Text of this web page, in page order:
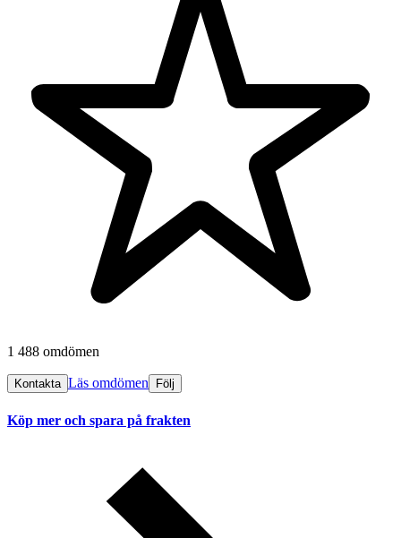
1 488 omdömen
Kontakta Läs omdömen Följ
Köp mer och spara på frakten